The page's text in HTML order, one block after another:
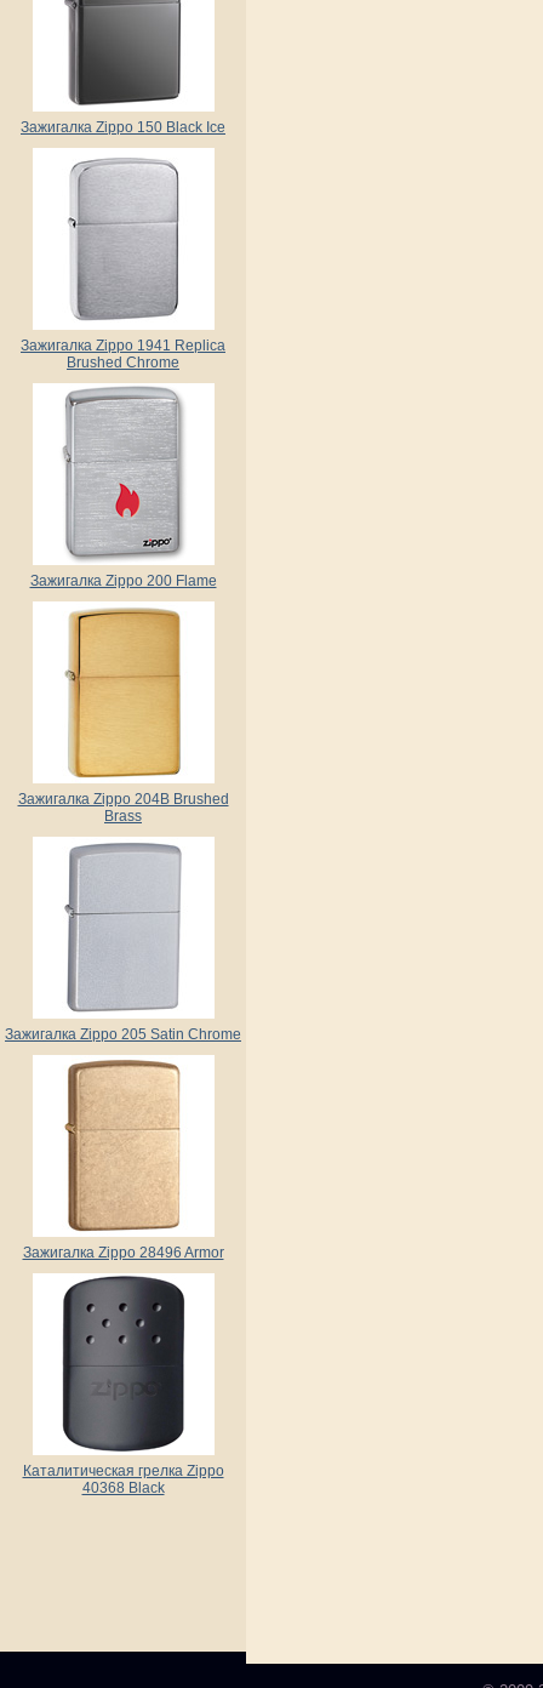
Зажигалка Zippo 150 Black Ice
Зажигалка Zippo 1941 Replica
Brushed Chrome
Зажигалка Zippo 200 Flame
Зажигалка Zippo 204B Brushed
Brass
Зажигалка Zippo 205 Satin Chrome
Зажигалка Zippo 28496 Armor
Каталитическая грелка Zippo
40368 Black